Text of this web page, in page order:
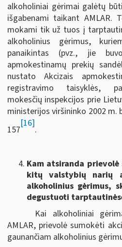
alkoholiniai gėrimai galėtų
išgabenami taikant AMLAR.
mokami tik už tuos į
alkoholinius gėrimus,
panaikintas (pvz., jie
apmokestinamų prekių
nustato Akcizais
registravimo taisyklės,
mokesčių inspekcijos prie
ministerijos viršininko 2002 m.
157
[16]
.
Kam atsiranda
kitų valstybių narių
alkoholinius gėrimus,
degustuoti
Kai alkoholiniai
AMLAR, prievolė sumokėti
gaunančiam alkoholinius